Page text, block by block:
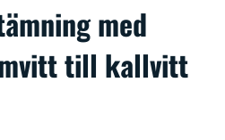
med
till kallvitt